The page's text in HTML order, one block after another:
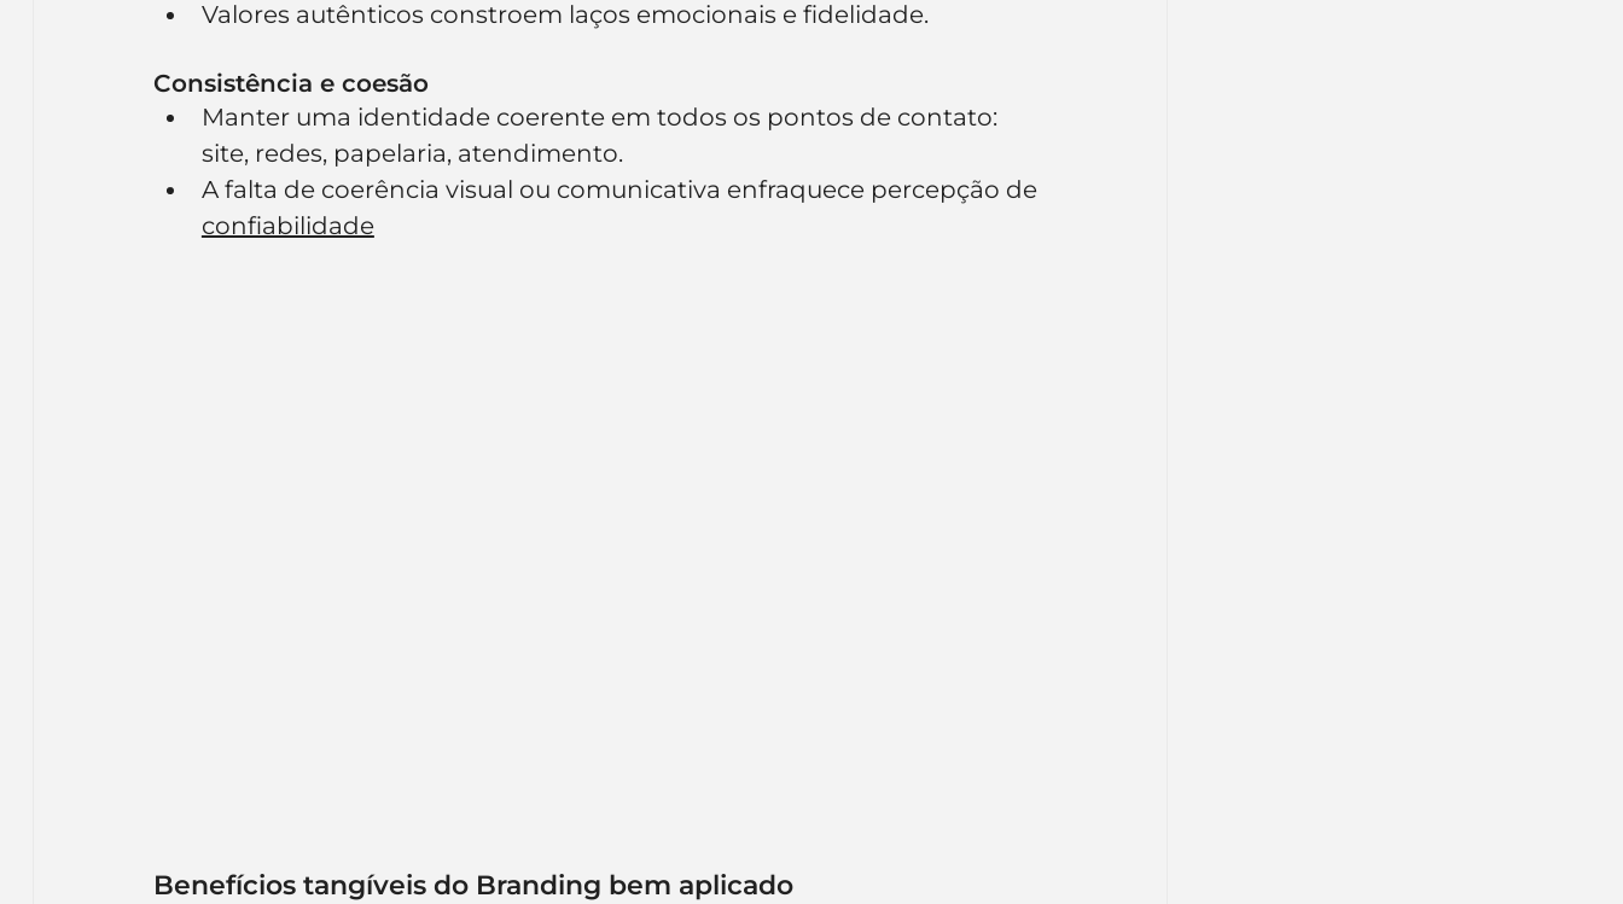
Valores autênticos constroem laços emocionais e fidelidade.
Consistência e coesão
Manter uma identidade coerente em todos os pontos de contato:
site, redes, papelaria, atendimento.
A falta de coerência visual ou comunicativa enfraquece percepção de
confiabilidade
Benefícios tangíveis do Branding bem aplicado